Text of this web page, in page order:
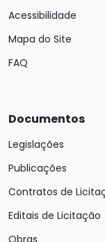
Acessibilidade
Mapa do Site
FAQ
Documentos
Legislações
Publicações
Contratos de
Editais de Licitação